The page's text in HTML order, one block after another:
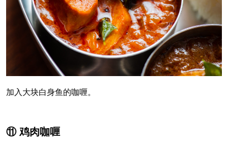
加入大块白身鱼的咖喱。
⑪ 鸡肉咖喱